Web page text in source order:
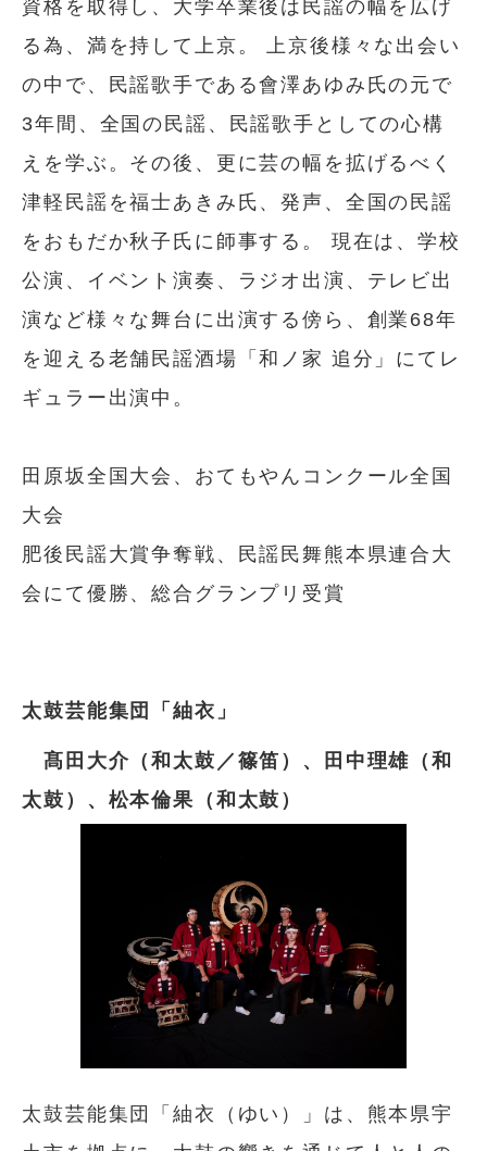
資格を取得し、大学卒業後は民謡の幅を広げ
る為、満を持して上京。 上京後様々な出会い
の中で、民謡歌手である會澤あゆみ氏の元で
3年間、全国の民謡、民謡歌手としての心構
えを学ぶ。その後、更に芸の幅を拡げるべく
津軽民謡を福士あきみ氏、発声、全国の民謡
をおもだか秋子氏に師事する。 現在は、学校
公演、イベント演奏、ラジオ出演、テレビ出
演など様々な舞台に出演する傍ら、創業68年
を迎える老舗民謡酒場「和ノ家 追分」にてレ
ギュラー出演中。
田原坂全国大会、おてもやんコンクール全国
大会
肥後民謡大賞争奪戦、民謡民舞熊本県連合大
会にて優勝、総合グランプリ受賞
太鼓芸能集団「紬衣」
髙田大介（和太鼓／篠笛）、田中理雄（和
太鼓）、松本倫果（和太鼓）
太鼓芸能集団「紬衣（ゆい）」は、熊本県宇